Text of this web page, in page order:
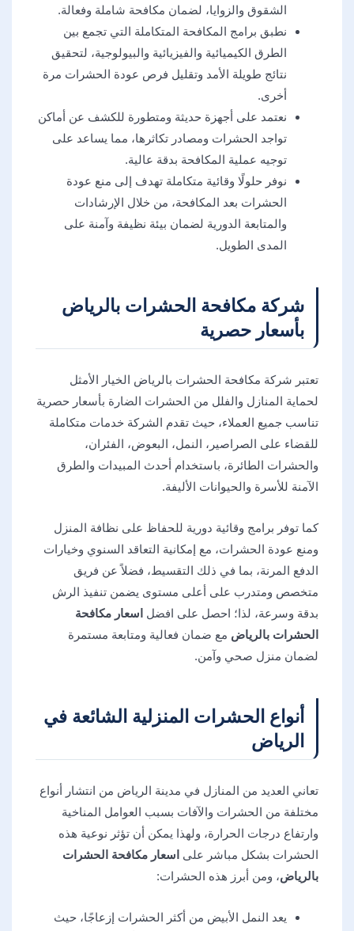
الشقوق والزوايا، لضمان مكافحة شاملة وفعالة.
نطبق برامج المكافحة المتكاملة التي تجمع بين
الطرق الكيميائية والفيزيائية والبيولوجية، لتحقيق
نتائج طويلة الأمد وتقليل فرص عودة الحشرات مرة
أخرى.
نعتمد على أجهزة حديثة ومتطورة للكشف عن أماكن
تواجد الحشرات ومصادر تكاثرها، مما يساعد على
توجيه عملية المكافحة بدقة عالية.
نوفر حلولًا وقائية متكاملة تهدف إلى منع عودة
الحشرات بعد المكافحة، من خلال الإرشادات
والمتابعة الدورية لضمان بيئة نظيفة وآمنة على
المدى الطويل.
شركة مكافحة الحشرات بالرياض
بأسعار حصرية
تعتبر شركة مكافحة الحشرات بالرياض الخيار الأمثل
لحماية المنازل والفلل من الحشرات الضارة بأسعار حصرية
تناسب جميع العملاء، حيث تقدم الشركة خدمات متكاملة
للقضاء على الصراصير، النمل، البعوض، الفئران،
والحشرات الطائرة، باستخدام أحدث المبيدات والطرق
الآمنة للأسرة والحيوانات الأليفة.
كما توفر برامج وقائية دورية للحفاظ على نظافة المنزل
ومنع عودة الحشرات، مع إمكانية التعاقد السنوي وخيارات
الدفع المرنة، بما في ذلك التقسيط، فضلاً عن فريق
متخصص ومتدرب على أعلى مستوى يضمن تنفيذ الرش
بدقة وسرعة، لذا؛ احصل على افضل اسعار مكافحة
الحشرات بالرياض مع ضمان فعالية ومتابعة مستمرة
لضمان منزل صحي وآمن.
أنواع الحشرات المنزلية الشائعة في
الرياض
تعاني العديد من المنازل في مدينة الرياض من انتشار أنواع
مختلفة من الحشرات والآفات بسبب العوامل المناخية
وارتفاع درجات الحرارة، ولهذا يمكن أن تؤثر نوعية هذه
الحشرات بشكل مباشر على اسعار مكافحة الحشرات
بالرياض، ومن أبرز هذه الحشرات:
يعد النمل الأبيض من أكثر الحشرات إزعاجًا، حيث